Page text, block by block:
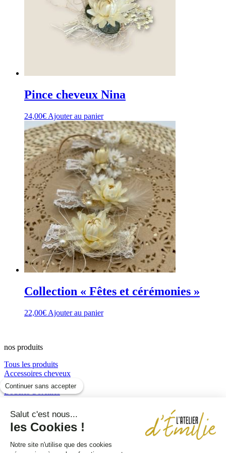
sur
la
page
du
produit
Pince cheveux Nina
24,00€ Ajouter au panier
Collection « Fêtes et cérémonies »
22,00€ Ajouter au panier
nos produits
Tous les produits
Accessoires cheveux
Bagues
Boucles d'oreilles
Box Fête des Mères
Bracelets
Colliers
Sautoirs
Continuer sans accepter
Salut c'est nous...
les Cookies !
Notre site n'utilise que des cookies